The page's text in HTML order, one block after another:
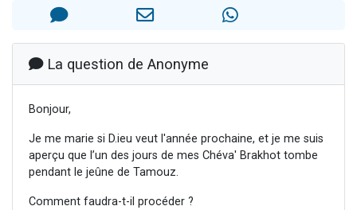
Il reste 49 places pour étudier en groupe sur Zoom
2 personnes viennent de nous rejoindre sur WhatsApp
La question de Anonyme
Bonjour,
Je me marie si D.ieu veut l'année prochaine, et je me suis
aperçu que l’un des jours de mes Chéva' Brakhot tombe
pendant le jeûne de Tamouz.
Comment faudra-t-il procéder ?